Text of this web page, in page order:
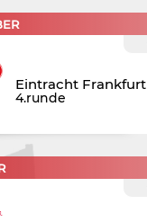
Eintracht Frankfurt
4.runde